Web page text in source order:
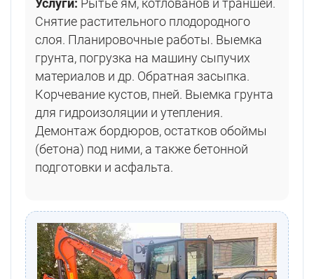
Услуги: Рытьё ям, котлованов и траншей.
Снятие растительного плодородного
слоя. Планировочные работы. Выемка
грунта, погрузка на машину сыпучих
материалов и др. Обратная засыпка.
Корчевание кустов, пней. Выемка грунта
для гидроизоляции и утепления.
Демонтаж бордюров, остатков обоймы
(бетона) под ними, а также бетонной
подготовки и асфальта.